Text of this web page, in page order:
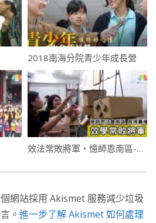
2018南海分院青少年成長營
效法常敗將軍・憶師恩南區-展場籌備報導
網站採用 Akismet 服務減少垃圾
。 進一步了解 Akismet 如何處理